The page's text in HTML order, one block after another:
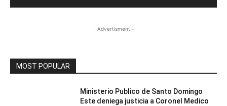
- Advertisment -
MOST POPULAR
Ministerio Publico de Santo Domingo
Este deniega justicia a Coronel Medico